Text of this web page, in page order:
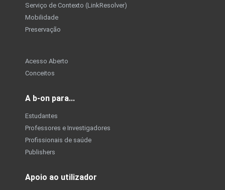
Serviço de Contexto (LinkResolver)
Mobilidade
Preservação
Acesso Aberto
Conceitos
A b-on para...
Estudantes
Professores e Investigadores
Profissionais de saúde
Publishers
Apoio ao utilizador